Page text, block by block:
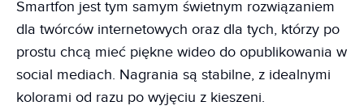
Smartfon jest tym samym świetnym rozwiązaniem
dla twórców internetowych oraz dla tych, którzy po
prostu chcą mieć piękne wideo do opublikowania w
social mediach. Nagrania są stabilne, z idealnymi
kolorami od razu po wyjęciu z kieszeni.